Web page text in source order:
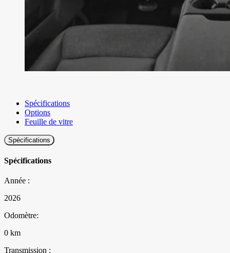
Spécifications
Options
Feuille de vitre
Spécifications
Spécifications
Année :
2026
Odomètre:
0 km
Transmission :